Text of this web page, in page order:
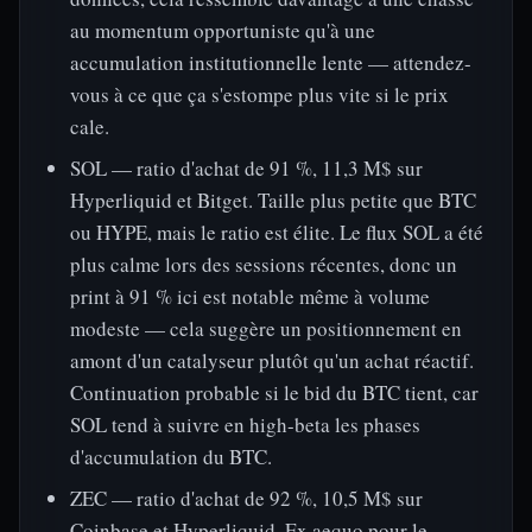
au momentum opportuniste qu'à une
accumulation institutionnelle lente — attendez-
vous à ce que ça s'estompe plus vite si le prix
cale.
SOL — ratio d'achat de 91 %, 11,3 M$ sur
Hyperliquid et Bitget. Taille plus petite que BTC
ou HYPE, mais le ratio est élite. Le flux SOL a été
plus calme lors des sessions récentes, donc un
print à 91 % ici est notable même à volume
modeste — cela suggère un positionnement en
amont d'un catalyseur plutôt qu'un achat réactif.
Continuation probable si le bid du BTC tient, car
SOL tend à suivre en high-beta les phases
d'accumulation du BTC.
ZEC — ratio d'achat de 92 %, 10,5 M$ sur